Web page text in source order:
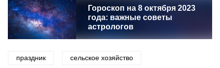
Гороскоп на 8 октября 2023
года: важные советы
астрологов
праздник сельское хозяйство